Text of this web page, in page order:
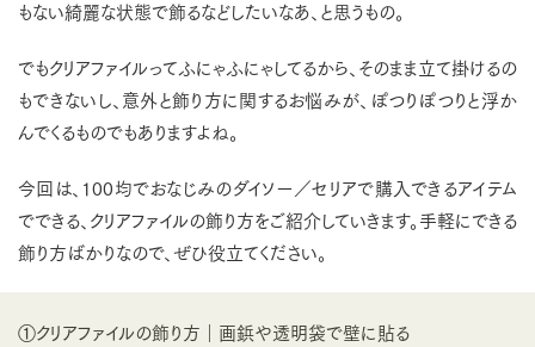
もない綺麗な状態で飾るなどしたいなあ、と思うもの。
でもクリアファイルってふにゃふにゃしてるから、そのまま立て掛けるの
もできないし、意外と飾り方に関するお悩みが、ぽつりぽつりと浮か
んでくるものでもありますよね。
今回は、100均でおなじみのダイソー／セリアで購入できるアイテム
でできる、クリアファイルの飾り方をご紹介していきます。手軽にできる
飾り方ばかりなので、ぜひ役立てください。
①クリアファイルの飾り方｜画鋲や透明袋で壁に貼る